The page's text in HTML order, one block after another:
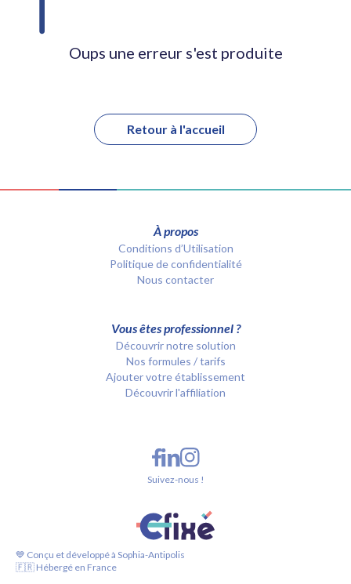
Oups une erreur s'est produite
Retour à l'accueil
À propos
Conditions d’Utilisation
Politique de confidentialité
Nous contacter
Vous êtes professionnel ?
Découvrir notre solution
Nos formules / tarifs
Ajouter votre établissement
Découvrir l'affiliation
💙 Conçu et développé à Sophia-Antipolis
🇫🇷 Hébergé en France
Suivez-nous !